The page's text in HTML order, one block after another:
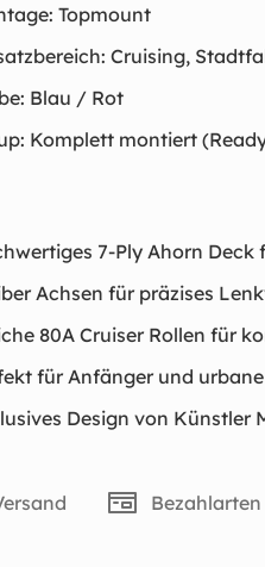
Topmount
Cruising,
Blau / Rot
Komplett montiert
7-Ply Ahorn
Achsen für präzises
80A Cruiser Rollen für
für Anfänger und
Design von Künstler
Bezahlarten